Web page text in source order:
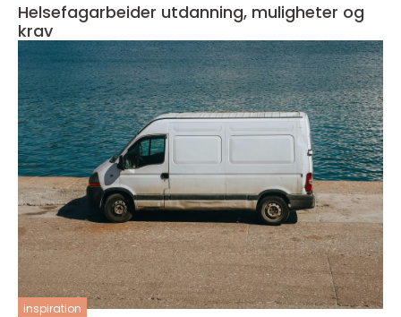
Helsefagarbeider utdanning, muligheter og
krav
inspiration